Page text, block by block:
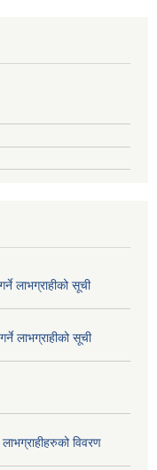
लाभग्राहीको सूची
लाभग्राहीको सूची
विवरण